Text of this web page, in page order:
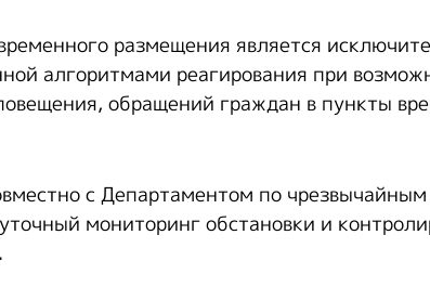
размещения является
алгоритмами реагирования при
обращений граждан в пункты
с Департаментом по
мониторинг обстановки и